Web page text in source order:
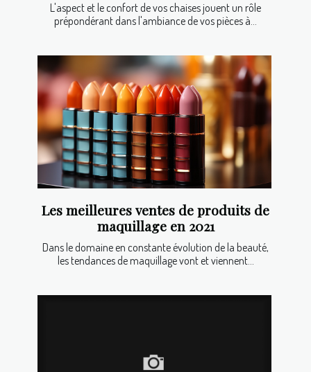
L'aspect et le confort de vos chaises jouent un rôle
prépondérant dans l'ambiance de vos pièces à...
Les meilleures ventes de produits de
maquillage en 2021
Dans le domaine en constante évolution de la beauté,
les tendances de maquillage vont et viennent...